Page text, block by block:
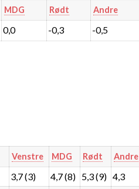
MDG Rødt Andre
0,0 -0,3 -0,5
Venstre MDG Rødt Andre
3,7 (3) 4,7 (8) 5,3 (9) 4,3